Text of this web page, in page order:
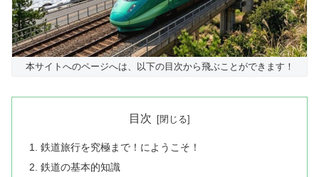
本サイトへのページへは、以下の目次から飛ぶことができます！
目次
鉄道旅行を究極まで！にようこそ！
鉄道の基本的知識